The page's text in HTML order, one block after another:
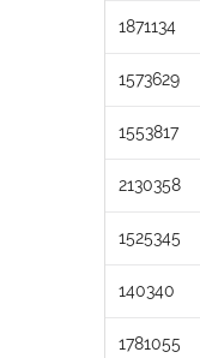
1871134
1573629
1553817
2130358
1525345
140340
1781055